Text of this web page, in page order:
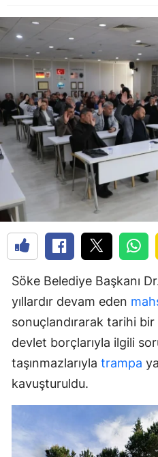
Söke Belediye Başkanı
yıllardır devam eden
sonuçlandırarak tarihi bir
devlet borçlarıyla ilgili
taşınmazlarıyla trampa
kavuşturuldu.